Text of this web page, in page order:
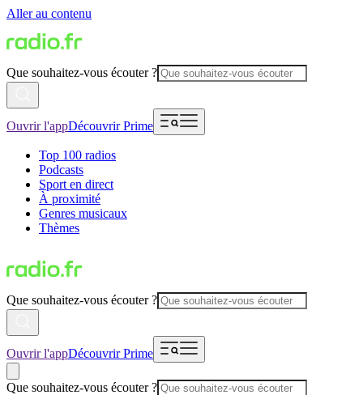
Aller au contenu
Que souhaitez-vous écouter ?
Ouvrir l'appDécouvrir Prime
Top 100 radios
Podcasts
Sport en direct
À proximité
Genres musicaux
Thèmes
Que souhaitez-vous écouter ?
Ouvrir l'appDécouvrir Prime
Que souhaitez-vous écouter ?